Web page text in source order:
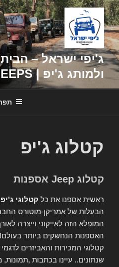
דילוג
לתוכן
ג'יפי ישראל –
ולמותג ג'יפ | ISRAEL JEEPS
קטלוג ג'יפ
קטלוג Jeep אספנות
ראשית אספנו את כל קטלוגי ג'יפ
הבעלות של אמריקן-מוטורס
המופלא הזה לאייקוני וייצרה
האספנות הנחשקים ביותר
קטלוגי המכירות והאביזרים לדגמי
שנתונים.. עיינו בכתבות